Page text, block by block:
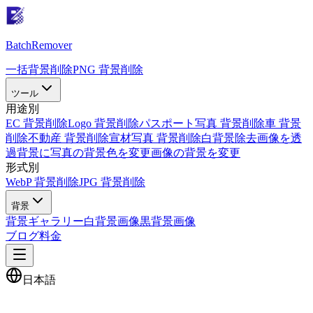
BatchRemover
一括背景削除PNG 背景削除
ツール
用途別
EC 背景削除Logo 背景削除パスポート写真 背景削除車 背景
削除不動産 背景削除宣材写真 背景削除白背景除去画像を透
過背景に写真の背景色を変更画像の背景を変更
形式別
WebP 背景削除JPG 背景削除
背景
背景ギャラリー白背景画像黒背景画像
ブログ料金
日本語